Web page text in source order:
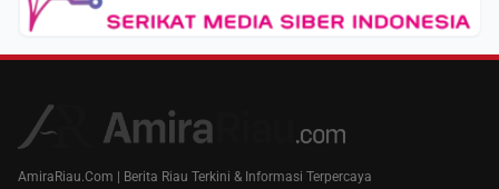
AmiraRiau.Com | Berita Riau Terkini & Informasi Terpercaya